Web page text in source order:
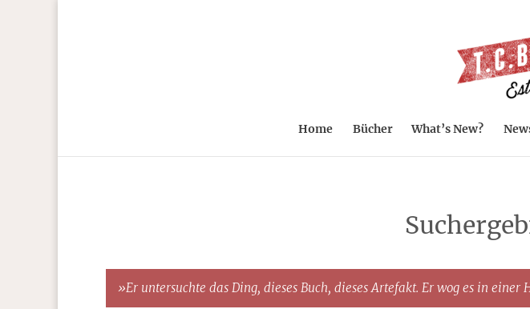
Home Bücher What’s New?
»Er untersuchte das Ding, dieses Buch, dieses Artefakt. Er wog es in